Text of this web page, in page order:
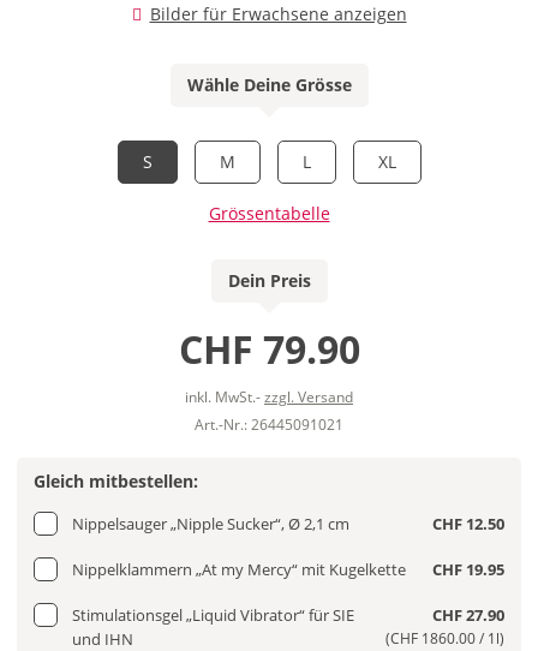
Bilder für Erwachsene anzeigen
Wähle Deine Grösse
S M L XL
Grössentabelle
Dein Preis
CHF 79.90
inkl. MwSt.-zzgl. Versand
Art.-Nr.: 26445091021
Gleich mitbestellen:
Nippelsauger „Nipple Sucker“, Ø 2,1 cm CHF 12.50
Nippelklammern „At my Mercy“ mit Kugelkette CHF 19.95
Stimulationsgel „Liquid Vibrator“ für SIE
und IHN
CHF 27.90
(CHF 1860.00 / 1l)